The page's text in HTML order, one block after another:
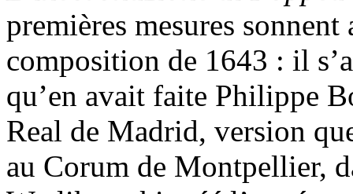
premières mesures
composition de 1643 : il
qu’en avait faite Philippe
Real de Madrid, version
au Corum de Montpellier,